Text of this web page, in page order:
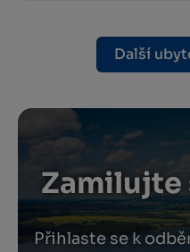
Další
Zamilujte
Přihlaste se k